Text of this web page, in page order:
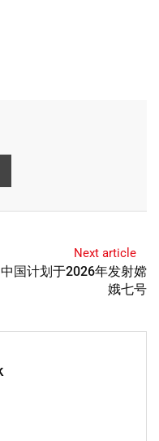
Next article
中国计划于2026年发射嫦
娥七号